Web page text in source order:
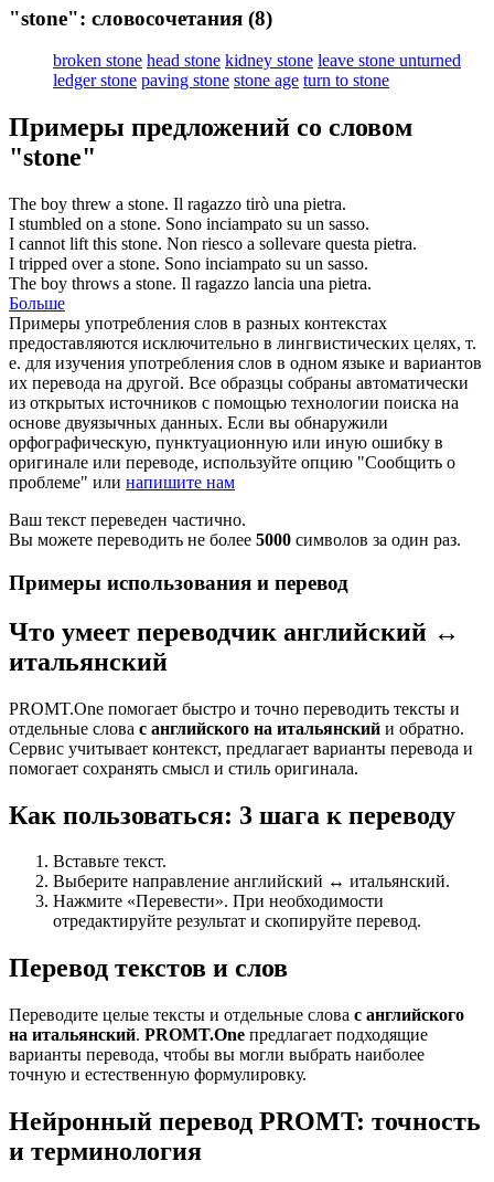
"stone": словосочетания (8)
broken stone head stone kidney stone leave stone unturned
ledger stone paving stone stone age turn to stone
Примеры предложений со словом
"stone"
The boy threw a stone. Il ragazzo tirò una pietra.
I stumbled on a stone. Sono inciampato su un sasso.
I cannot lift this stone. Non riesco a sollevare questa pietra.
I tripped over a stone. Sono inciampato su un sasso.
The boy throws a stone. Il ragazzo lancia una pietra.
Больше
Примеры употребления слов в разных контекстах
предоставляются исключительно в лингвистических целях, т.
е. для изучения употребления слов в одном языке и вариантов
их перевода на другой. Все образцы собраны автоматически
из открытых источников с помощью технологии поиска на
основе двуязычных данных. Если вы обнаружили
орфографическую, пунктуационную или иную ошибку в
оригинале или переводе, используйте опцию "Сообщить о
проблеме" или напишите нам
Ваш текст переведен частично.
Вы можете переводить не более 5000 символов за один раз.
Примеры использования и перевод
Что умеет переводчик английский ↔
итальянский
PROMT.One помогает быстро и точно переводить тексты и
отдельные слова с английского на итальянский и обратно.
Сервис учитывает контекст, предлагает варианты перевода и
помогает сохранять смысл и стиль оригинала.
Как пользоваться: 3 шага к переводу
Вставьте текст.
Выберите направление английский ↔ итальянский.
Нажмите «Перевести». При необходимости
отредактируйте результат и скопируйте перевод.
Перевод текстов и слов
Переводите целые тексты и отдельные слова с английского
на итальянский. PROMT.One предлагает подходящие
варианты перевода, чтобы вы могли выбрать наиболее
точную и естественную формулировку.
Нейронный перевод PROMT: точность
и терминология